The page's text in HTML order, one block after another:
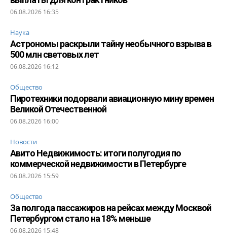
06.08.2026 16:35
Наука
Астрономы раскрыли тайну необычного взрыва в
500 млн световых лет
06.08.2026 16:12
Общество
Пиротехники подорвали авиационную мину времен
Великой Отечественной
06.08.2026 16:00
Новости
Авито Недвижимость: итоги полугодия по
коммерческой недвижимости в Петербурге
06.08.2026 15:59
Общество
За полгода пассажиров на рейсах между Москвой
Петербургом стало на 18% меньше
06.08.2026 15:48